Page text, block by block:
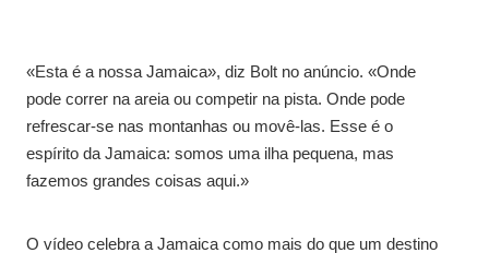
«Esta é a nossa Jamaica», diz Bolt no anúncio. «Onde
pode correr na areia ou competir na pista. Onde pode
refrescar-se nas montanhas ou movê-las. Esse é o
espírito da Jamaica: somos uma ilha pequena, mas
fazemos grandes coisas aqui.»
O vídeo celebra a Jamaica como mais do que um destino